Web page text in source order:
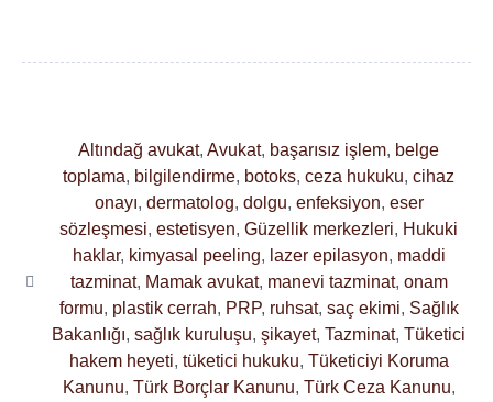
Altındağ avukat, Avukat, başarısız işlem, belge
toplama, bilgilendirme, botoks, ceza hukuku, cihaz
onayı, dermatolog, dolgu, enfeksiyon, eser
sözleşmesi, estetisyen, Güzellik merkezleri, Hukuki
haklar, kimyasal peeling, lazer epilasyon, maddi
tazminat, Mamak avukat, manevi tazminat, onam
formu, plastik cerrah, PRP, ruhsat, saç ekimi, Sağlık
Bakanlığı, sağlık kuruluşu, şikayet, Tazminat, Tüketici
hakem heyeti, tüketici hukuku, Tüketiciyi Koruma
Kanunu, Türk Borçlar Kanunu, Türk Ceza Kanunu,